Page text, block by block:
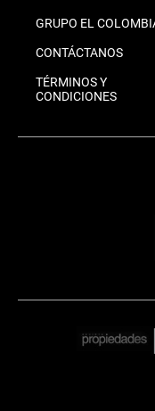
GRUPO EL
CONTÁCTANOS
TÉRMINOS Y
CONDICIONES